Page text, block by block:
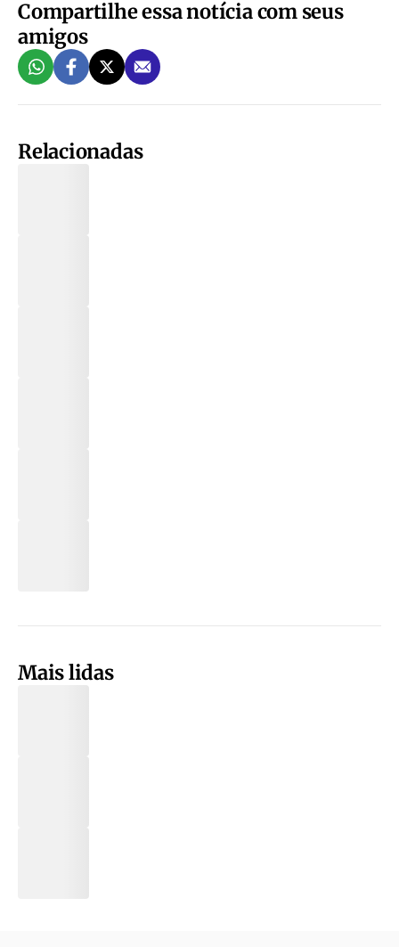
Compartilhe essa notícia com seus
amigos
Relacionadas
Mais lidas